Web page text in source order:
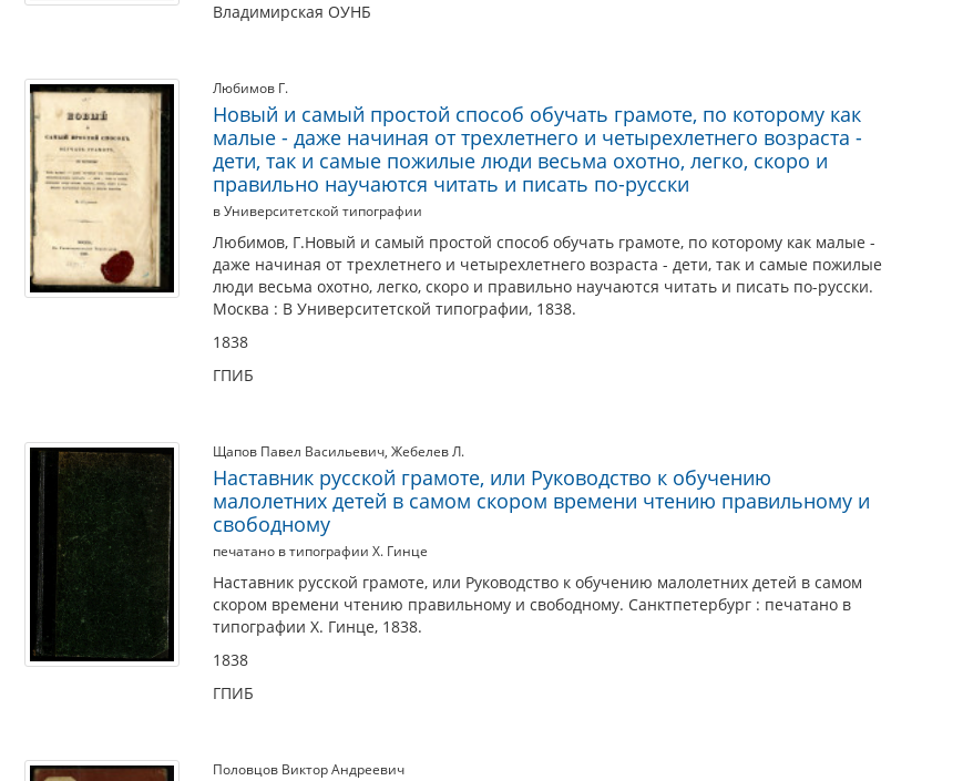
Владимирская ОУНБ
Любимов Г.
Новый и самый простой способ обучать грамоте, по которому как
малые - даже начиная от трехлетнего и четырехлетнего возраста -
дети, так и самые пожилые люди весьма охотно, легко, скоро и
правильно научаются читать и писать по-русски
в Университетской типографии
Любимов, Г.Новый и самый простой способ обучать грамоте, по которому как малые -
даже начиная от трехлетнего и четырехлетнего возраста - дети, так и самые пожилые
люди весьма охотно, легко, скоро и правильно научаются читать и писать по-русски.
Москва : В Университетской типографии, 1838.
1838
ГПИБ
Щапов Павел Васильевич, Жебелев Л.
Наставник русской грамоте, или Руководство к обучению
малолетних детей в самом скором времени чтению правильному и
свободному
печатано в типографии Х. Гинце
Наставник русской грамоте, или Руководство к обучению малолетних детей в самом
скором времени чтению правильному и свободному. Санктпетербург : печатано в
типографии Х. Гинце, 1838.
1838
ГПИБ
Половцов Виктор Андреевич